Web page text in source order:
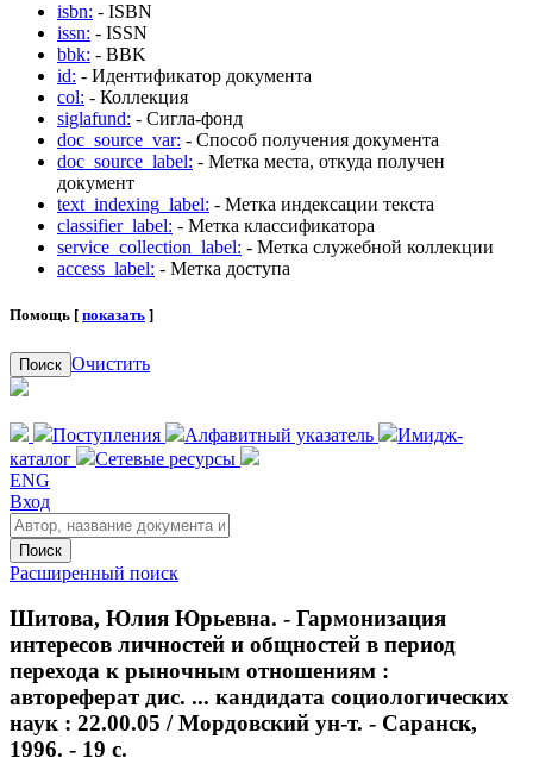
isbn: - ISBN
issn: - ISSN
bbk: - BBK
id: - Идентификатор документа
col: - Коллекция
siglafund: - Сигла-фонд
doc_source_var: - Способ получения документа
doc_source_label: - Метка места, откуда получен
документ
text_indexing_label: - Метка индексации текста
classifier_label: - Метка классификатора
service_collection_label: - Метка служебной коллекции
access_label: - Метка доступа
Помощь [ показать ]
Поиск Очистить
Поступления Алфавитный указатель
Имидж-
каталог
Сетевые ресурсы
ENG
Вход
Поиск
Расширенный поиск
Шитова, Юлия Юрьевна. - Гармонизация
интересов личностей и общностей в период
перехода к рыночным отношениям :
автореферат дис. ... кандидата социологических
наук : 22.00.05 / Мордовский ун-т. - Саранск,
1996. - 19 с.